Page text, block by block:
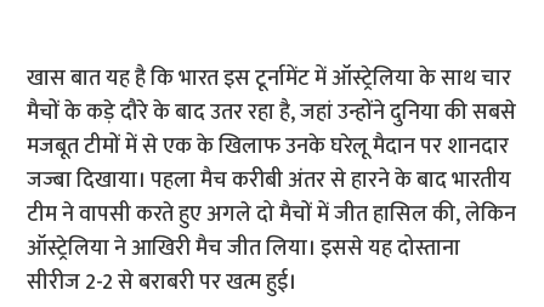
खास बात यह है कि भारत इस टूर्नामेंट में ऑस्ट्रेलिया के साथ चार
मैचों के कड़े दौरे के बाद उतर रहा है, जहां उन्होंने दुनिया की सबसे
मजबूत टीमों में से एक के खिलाफ उनके घरेलू मैदान पर शानदार
जज्बा दिखाया। पहला मैच करीबी अंतर से हारने के बाद भारतीय
टीम ने वापसी करते हुए अगले दो मैचों में जीत हासिल की, लेकिन
ऑस्ट्रेलिया ने आखिरी मैच जीत लिया। इससे यह दोस्ताना
सीरीज 2-2 से बराबरी पर खत्म हुई।